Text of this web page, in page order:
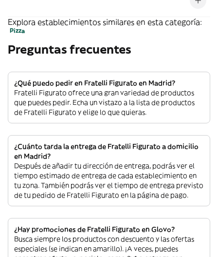
Explora establecimientos similares en esta categoría:
Pizza
Preguntas frecuentes
¿Qué puedo pedir en Fratelli Figurato en Madrid?
Fratelli Figurato ofrece una gran variedad de productos
que puedes pedir. Echa un vistazo a la lista de productos
de Fratelli Figurato y elige lo que quieras.
¿Cuánto tarda la entrega de Fratelli Figurato a domicilio
en Madrid?
Después de añadir tu dirección de entrega, podrás ver el
tiempo estimado de entrega de cada establecimiento en
tu zona. También podrás ver el tiempo de entrega previsto
de tu pedido de Fratelli Figurato en la página de pago.
¿Hay promociones de Fratelli Figurato en Glovo?
Busca siempre los productos con descuento y las ofertas
especiales (se indican en amarillo). ¡A veces, puedes